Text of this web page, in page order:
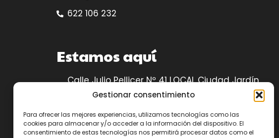
Gestionar consentimiento
Para ofrecer las mejores experiencias, utilizamos tecnologías como las
cookies para almacenar y/o acceder a la información del dispositivo. El
consentimiento de estas tecnologías nos permitirá procesar datos como el
622 106 232
Estamos aquí
Calle Julio Pellicer Nº 41 LOCAL Ciudad Jardín,
14005 – Córdoba